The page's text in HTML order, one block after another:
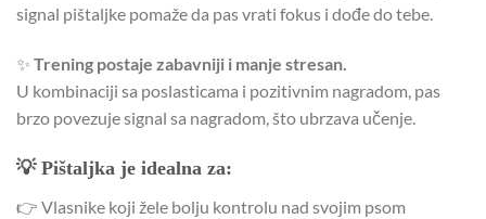
signal pištaljke pomaže da pas vrati fokus i dođe do tebe.
✨ Trening postaje zabavniji i manje stresan.
U kombinaciji sa poslasticama i pozitivnim nagradom, pas
brzo povezuje signal sa nagradom, što ubrzava učenje.
💡 Pištaljka je idealna za:
👉 Vlasnike koji žele bolju kontrolu nad svojim psom